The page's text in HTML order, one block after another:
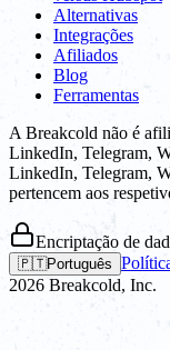
Alternativas
Integrações
Afiliados
Blog
Ferramentas
A Breakcold não é
LinkedIn, Telegram,
LinkedIn, Telegram,
pertencem aos
Encriptação de
🇵🇹Português
2026 Breakcold, Inc.